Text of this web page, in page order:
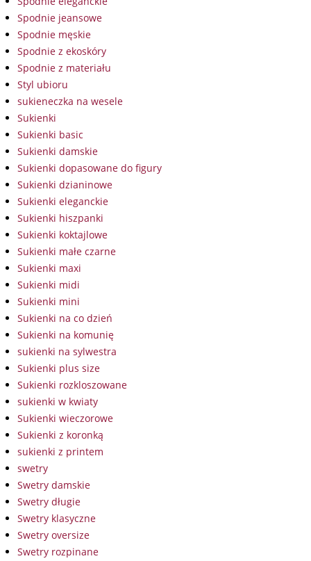
Spodnie jeansowe
Spodnie męskie
Spodnie z ekoskóry
Spodnie z materiału
Styl ubioru
sukieneczka na wesele
Sukienki
Sukienki basic
Sukienki damskie
Sukienki dopasowane do figury
Sukienki dzianinowe
Sukienki eleganckie
Sukienki hiszpanki
Sukienki koktajlowe
Sukienki małe czarne
Sukienki maxi
Sukienki midi
Sukienki mini
Sukienki na co dzień
Sukienki na komunię
sukienki na sylwestra
Sukienki plus size
Sukienki rozkloszowane
sukienki w kwiaty
Sukienki wieczorowe
Sukienki z koronką
sukienki z printem
swetry
Swetry damskie
Swetry długie
Swetry klasyczne
Swetry oversize
Swetry rozpinane